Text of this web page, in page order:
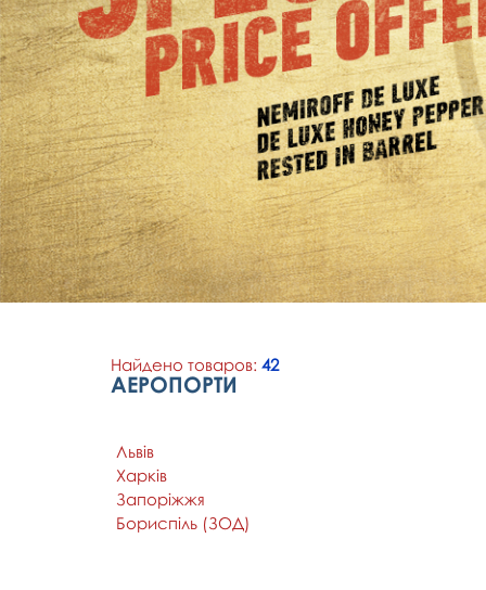
Найдено товаров: 42
АЕРОПОРТИ
Львів
Харків
Запоріжжя
Бориспіль (ЗОД)